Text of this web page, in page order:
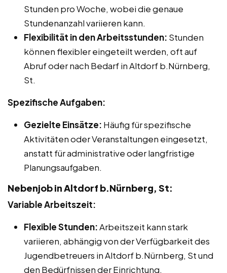
Stunden pro Woche, wobei die genaue
Stundenanzahl variieren kann.
Flexibilität in den Arbeitsstunden: Stunden
können flexibler eingeteilt werden, oft auf
Abruf oder nach Bedarf in Altdorf b.Nürnberg,
St.
Spezifische Aufgaben:
Gezielte Einsätze: Häufig für spezifische
Aktivitäten oder Veranstaltungen eingesetzt,
anstatt für administrative oder langfristige
Planungsaufgaben.
Nebenjob in Altdorf b.Nürnberg, St:
Variable Arbeitszeit:
Flexible Stunden:Arbeitszeit kann stark
variieren, abhängig von der Verfügbarkeit des
Jugendbetreuers in Altdorf b.Nürnberg, St und
den Bedürfnissen der Einrichtung.